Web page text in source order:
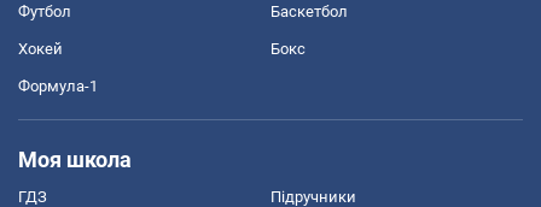
Футбол Баскетбол
Хокей Бокс
Формула-1
Моя школа
ГДЗ Підручники